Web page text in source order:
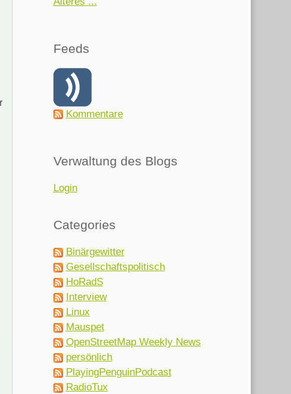
Feeds
Kommentare
Verwaltung des Blogs
Login
Categories
Binärgewitter
Gesellschaftspolitisch
HoRadS
Interview
Linux
Mauspet
OpenStreetMap Weekly News
persönlich
PlayingPenguinPodcast
RadioTux